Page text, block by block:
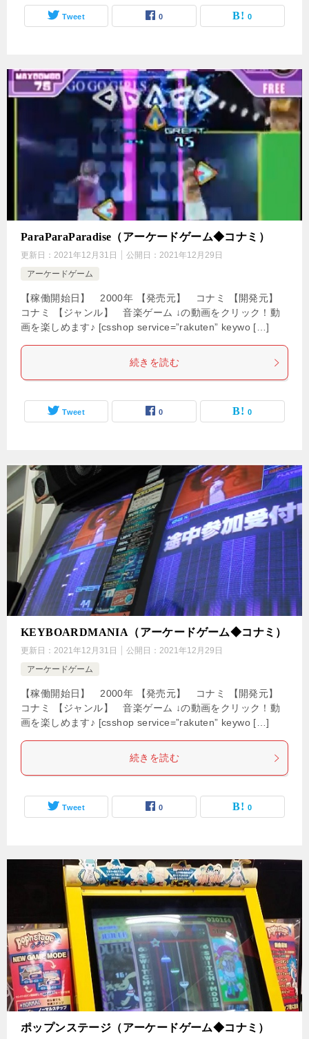
Tweet 0 0
ParaParaParadise（アーケードゲーム◆コナミ）
更新日： 2021年12月31日 公開日： 2021年12月29日
アーケードゲーム
【稼働開始日】 2000年 【発売元】 コナミ 【開発元】
コナミ 【ジャンル】 音楽ゲーム ↓の動画をクリック！動
画を楽しめます♪ [csshop service=”rakuten” keywo […]
続きを読む
Tweet 0 0
KEYBOARDMANIA（アーケードゲーム◆コナミ）
更新日： 2021年12月31日 公開日： 2021年12月29日
アーケードゲーム
【稼働開始日】 2000年 【発売元】 コナミ 【開発元】
コナミ 【ジャンル】 音楽ゲーム ↓の動画をクリック！動
画を楽しめます♪ [csshop service=”rakuten” keywo […]
続きを読む
Tweet 0 0
ポップンステージ（アーケードゲーム◆コナミ）